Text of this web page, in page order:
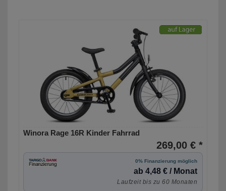
Winora Rage 16R Kinder Fahrrad
269,00 € *
0% Finanzierung möglich
ab 4,48 € / Monat
Laufzeit bis zu 60 Monaten